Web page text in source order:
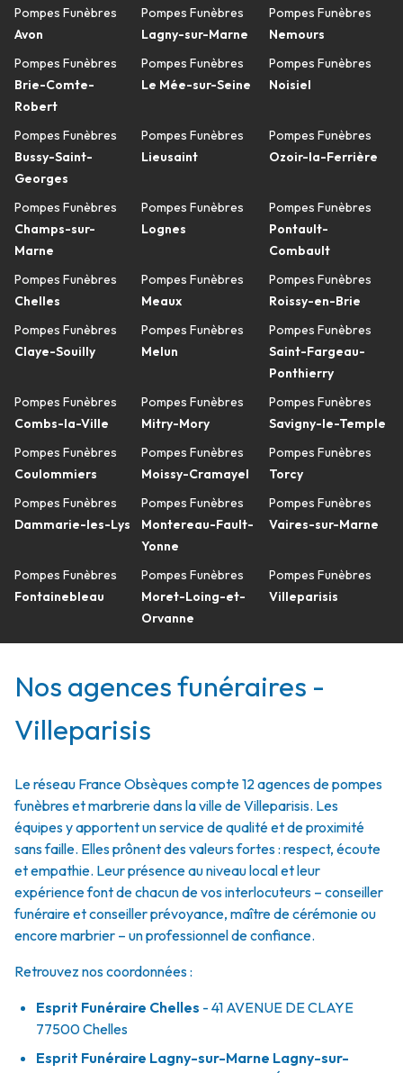
Pompes Funèbres
Avon
Pompes Funèbres
Brie-Comte-
Robert
Pompes Funèbres
Bussy-Saint-
Georges
Pompes Funèbres
Champs-sur-
Marne
Pompes Funèbres
Chelles
Pompes Funèbres
Claye-Souilly
Pompes Funèbres
Combs-la-Ville
Pompes Funèbres
Coulommiers
Pompes Funèbres
Dammarie-les-Lys
Pompes Funèbres
Fontainebleau
Pompes Funèbres
Lagny-sur-Marne
Pompes Funèbres
Le Mée-sur-Seine
Pompes Funèbres
Lieusaint
Pompes Funèbres
Lognes
Pompes Funèbres
Meaux
Pompes Funèbres
Melun
Pompes Funèbres
Mitry-Mory
Pompes Funèbres
Moissy-Cramayel
Pompes Funèbres
Montereau-Fault-
Yonne
Pompes Funèbres
Moret-Loing-et-
Orvanne
Pompes Funèbres
Nemours
Pompes Funèbres
Noisiel
Pompes Funèbres
Ozoir-la-Ferrière
Pompes Funèbres
Pontault-
Combault
Pompes Funèbres
Roissy-en-Brie
Pompes Funèbres
Saint-Fargeau-
Ponthierry
Pompes Funèbres
Savigny-le-Temple
Pompes Funèbres
Torcy
Pompes Funèbres
Vaires-sur-Marne
Pompes Funèbres
Villeparisis
Nos agences funéraires -
Villeparisis
Le réseau France Obsèques compte 12 agences de pompes
funèbres et marbrerie dans la ville de Villeparisis. Les
équipes y apportent un service de qualité et de proximité
sans faille. Elles prônent des valeurs fortes : respect, écoute
et empathie. Leur présence au niveau local et leur
expérience font de chacun de vos interlocuteurs – conseiller
funéraire et conseiller prévoyance, maître de cérémonie ou
encore marbrier – un professionnel de confiance.
Retrouvez nos coordonnées :
Esprit Funéraire Chelles - 41 AVENUE DE CLAYE
77500Chelles
Esprit Funéraire Lagny-sur-Marne Lagny-sur-